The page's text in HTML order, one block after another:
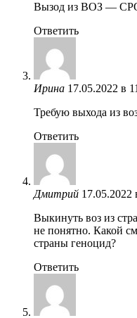
Вызод из ВОЗ —
Ответить
Ирина 17.05.2022 в
Требую выхода из
Ответить
Дмитрий 17.05.2022
Выкинуть воз из
не понятно. Какой
страны геноцид?
Ответить